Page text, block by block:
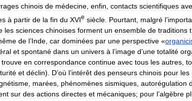
chinois de médecine enfin contacts scientifiques
à partir de la fin du XVIe siècle Pourtant malgré l’
les sciences chinoises forment un ensemble de traditions
de l’Inde car dominées par une perspective «
et spontané dans un univers à l’image d’une totalité
trouve en correspondance continue avec tous les autres
et déclin). D’où l’intérêt des penseurs chinois pour les
marées phénomènes sismiques autorégulation
sur des actions directes et mécaniques; pour l’algèbre